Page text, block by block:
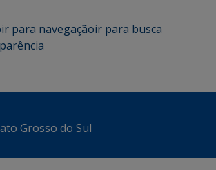
ir para navegaçãoir para busca
Grosso do Sul